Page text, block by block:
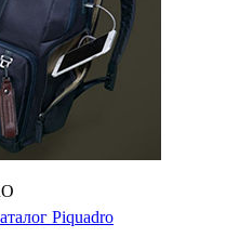
Piquadro